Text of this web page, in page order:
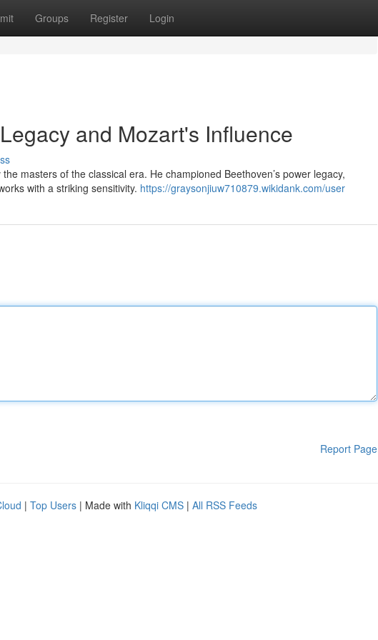
Groups Register Login
and Mozart's Influence
masters of the classical era. He championed Beethoven’s power legacy,
with a striking sensitivity. https://graysonjiuw710879.wikidank.com/user
Report Page
| Top Users | Made with Kliqqi CMS | All RSS Feeds